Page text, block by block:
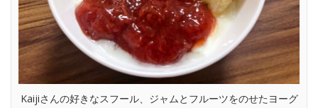
Kaijiさんの好きなスフール、ジャムとフルーツをのせたヨーグ